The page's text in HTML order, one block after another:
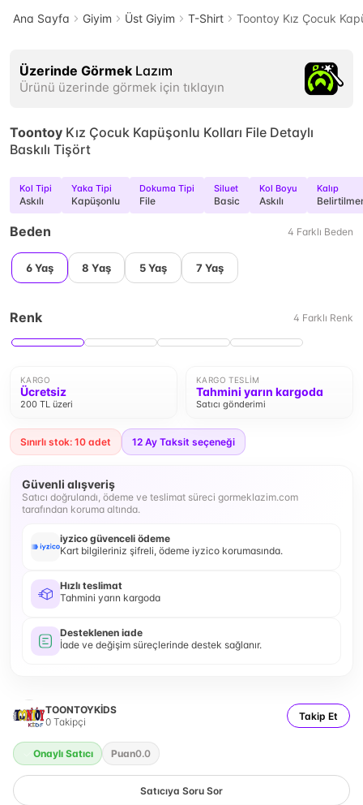
Ana Sayfa Giyim Üst Giyim T-Shirt Toontoy Kız Çocuk
Üzerinde Görmek Lazım
Ürünü üzerinde görmek için tıklayın
Toontoy Kız Çocuk Kapüşonlu Kolları File Detaylı
Baskılı Tişört
Kol Tipi
Askılı
Yaka Tipi
Kapüşonlu
Dokuma Tipi
File
Siluet
Basic
Kol Boyu
Askılı
Kalıp
Beden 4 Farklı Beden
6 Yaş 8 Yaş 5 Yaş 7 Yaş
Renk 4 Farklı Renk
KARGO
Ücretsiz
200 TL üzeri
KARGO TESLIM
Tahmini yarın kargoda
Satıcı gönderimi
Sınırlı stok: 10 adet 12 Ay Taksit seçeneği
Güvenli alışveriş
Satıcı doğrulandı, ödeme ve teslimat süreci gormeklazim.com
tarafından koruma altında.
iyzico güvenceli ödeme
Kart bilgileriniz şifreli, ödeme iyzico korumasında.
Hızlı teslimat
Tahmini yarın kargoda
Desteklenen iade
İade ve değişim süreçlerinde destek sağlanır.
TOONTOYKİDS
0 Takipçi Takip Et
Onaylı Satıcı Puan0.0
Satıcıya Soru Sor